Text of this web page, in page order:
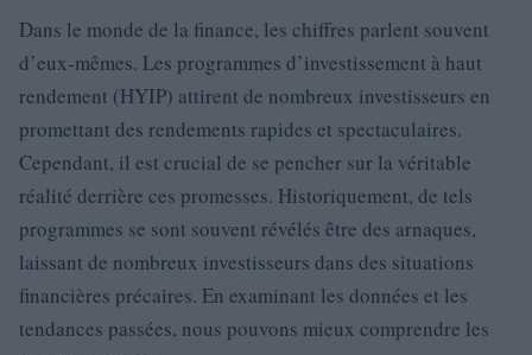
Dans le monde de la finance, les chiffres parlent souvent
d’eux-mêmes. Les programmes d’investissement à haut
rendement (HYIP) attirent de nombreux investisseurs en
promettant des rendements rapides et spectaculaires.
Cependant, il est crucial de se pencher sur la véritable
réalité derrière ces promesses. Historiquement, de tels
programmes se sont souvent révélés être des arnaques,
laissant de nombreux investisseurs dans des situations
financières précaires. En examinant les données et les
tendances passées, nous pouvons mieux comprendre les